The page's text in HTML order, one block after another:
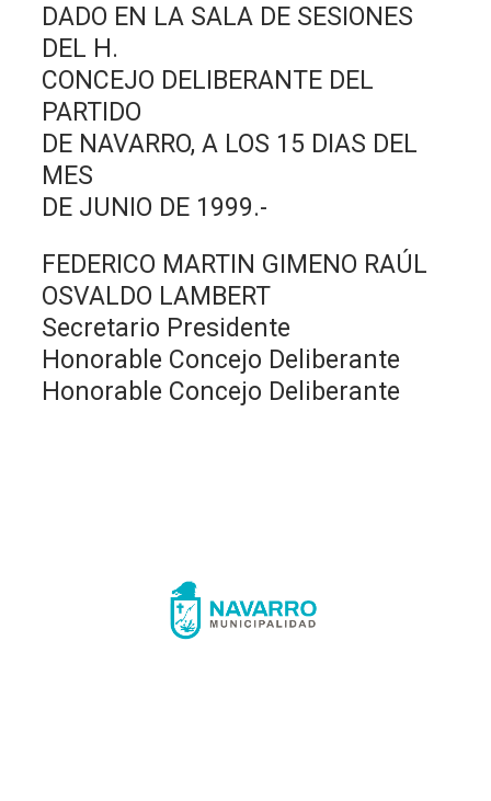
DADO EN LA SALA DE SESIONES
DEL H.
CONCEJO DELIBERANTE DEL
PARTIDO
DE NAVARRO, A LOS 15 DIAS DEL
MES
DE JUNIO DE 1999.-
FEDERICO MARTIN GIMENO RAÚL
OSVALDO LAMBERT
Secretario Presidente
Honorable Concejo Deliberante
Honorable Concejo Deliberante